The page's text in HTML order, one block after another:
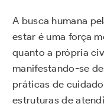
A busca humana
estar é uma força
quanto a própria
manifestando-se
práticas de
estruturas de